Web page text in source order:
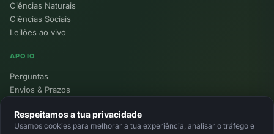
Ciências Naturais
Ciências Sociais
Leilões ao vivo
APOIO
Perguntas
Envios & Prazos
Devoluções
Minha Conta
Respeitamos a tua privacidade
Usamos cookies para melhorar a tua experiência, analisar o tráfego e